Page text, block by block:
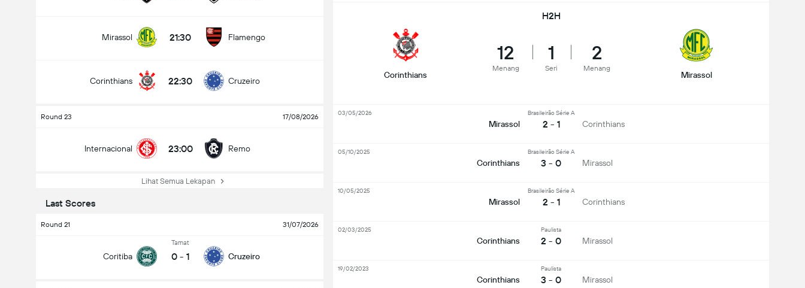
Mirassol 21:30 Flamengo
Corinthians 22:30 Cruzeiro
Round 23 17/08/2026
Internacional 23:00 Remo
Lihat Semua Lekapan
Last Scores
Round 21 31/07/2026
Coritiba
Tamat
0 - 1 Cruzeiro
H2H
Corinthians
12
Menang
1
Seri
2
Menang
Mirassol
Mirassol
Brasileirão Série A
2 - 1 Corinthians
03/05/2026
Corinthians
Brasileirão Série A
3 - 0 Mirassol
05/10/2025
Mirassol
Brasileirão Série A
2 - 1 Corinthians
10/05/2025
Corinthians
Paulista
2 - 0 Mirassol
02/03/2025
Corinthians
Paulista
3 - 0 Mirassol
19/02/2023